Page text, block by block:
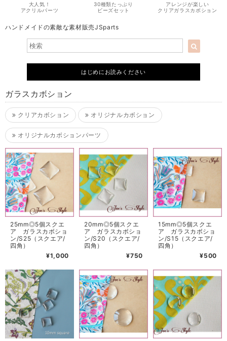
大人気！
アクリルパーツ
30種類たっぷり
ビーズセット
アレンジが楽しい
クリアガラスカボション
ハンドメイドの素敵な素材販売JSparts
はじめにお読みください
ガラスカボション
クリアカボション オリジナルカボション
オリジナルカボションパーツ
25mm◎5個スクエ
ア ガラスカボショ
ン/S25（スクエア/
四角）
¥1,000
20mm◎5個スクエ
ア ガラスカボショ
ン/S20（スクエア/
四角）
¥750
15mm◎5個スクエ
ア ガラスカボショ
ン/S15（スクエア/
四角）
¥500